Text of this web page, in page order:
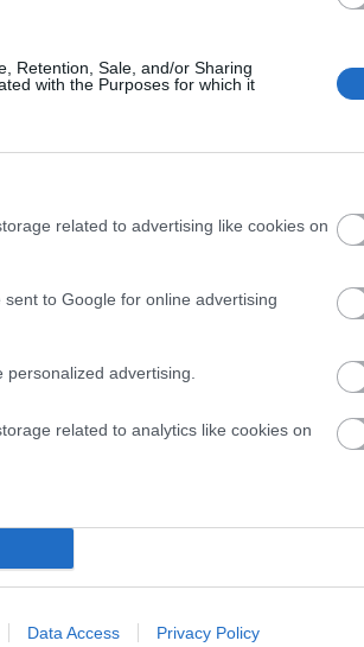
Retention, Sale, and/or Sharing
with the Purposes for which it
related to advertising like cookies on
to Google for online advertising
advertising.
related to analytics like cookies on
Data Access Privacy Policy
και υπέροχα
μεράκι και την καλαισθησία